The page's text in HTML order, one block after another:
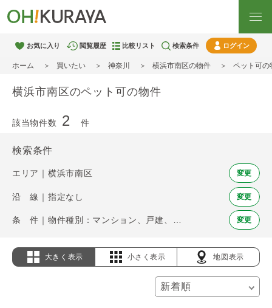
お気に入り 閲覧履歴 比較リスト 検索条件 ログイン
ホーム 買いたい 神奈川 横浜市南区の物件 ペット可の
横浜市南区のペット可の物件
該当物件数 2 件
検索条件
エリア｜横浜市南区 変更
沿 線｜指定なし 変更
変更
大きく表示 小さく表示 地図表示